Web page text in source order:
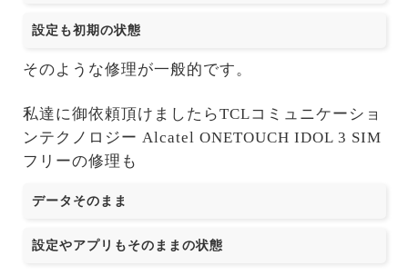
設定も初期の状態
そのような修理が一般的です。
私達に御依頼頂けましたらTCLコミュニケーショ
ンテクノロジー Alcatel ONETOUCH IDOL 3 SIM
フリーの修理も
データそのまま
設定やアプリもそのままの状態